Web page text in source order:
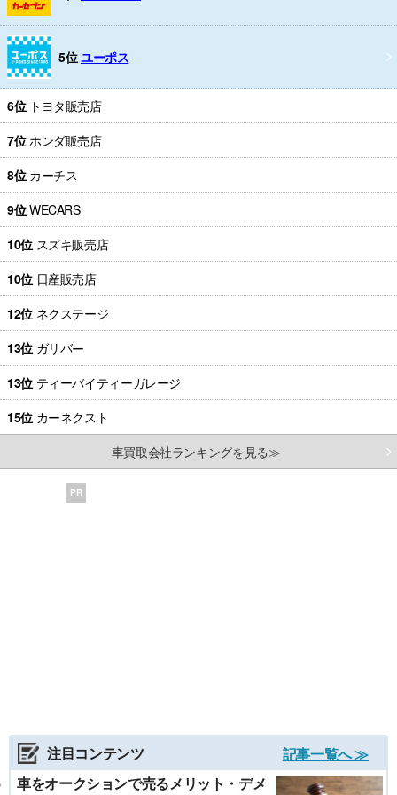
5位ユーポス
6位 トヨタ販売店
7位 ホンダ販売店
8位 カーチス
9位WECARS
10位 スズキ販売店
10位 日産販売店
12位 ネクステージ
13位 ガリバー
13位 ティーバイティーガレージ
15位 カーネクスト
車買取会社ランキングを見る≫
PR
注目コンテンツ
記事一覧へ ≫
車をオークションで売るメリット・デメ